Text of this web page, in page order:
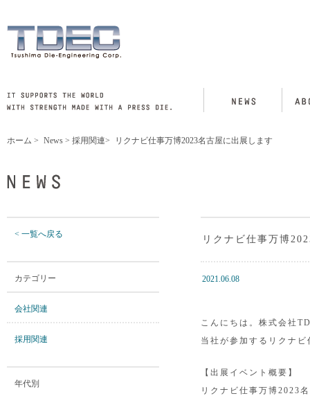
ホーム > News > 採用関連> リクナビ仕事万博2023名古屋に出展します
< 一覧へ戻る
カテゴリー
会社関連
採用関連
年代別
リクナビ仕事万博
2021.06.08
こんにちは。株式会社
当社が参加するリクナ
【出展イベント概要】
リクナビ仕事万博2023